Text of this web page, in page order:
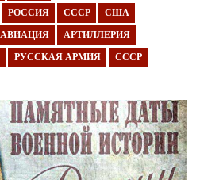
РОССИЯ СССР США
АВИАЦИЯ АРТИЛЛЕРИЯ
РУССКАЯ АРМИЯ СССР